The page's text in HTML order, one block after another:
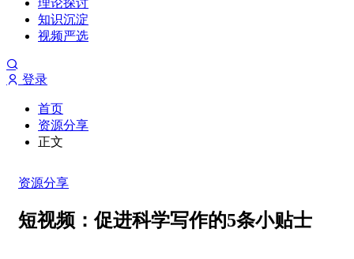
理论探讨
知识沉淀
视频严选
登录
首页
资源分享
正文
资源分享
短视频：促进科学写作的5条小贴士